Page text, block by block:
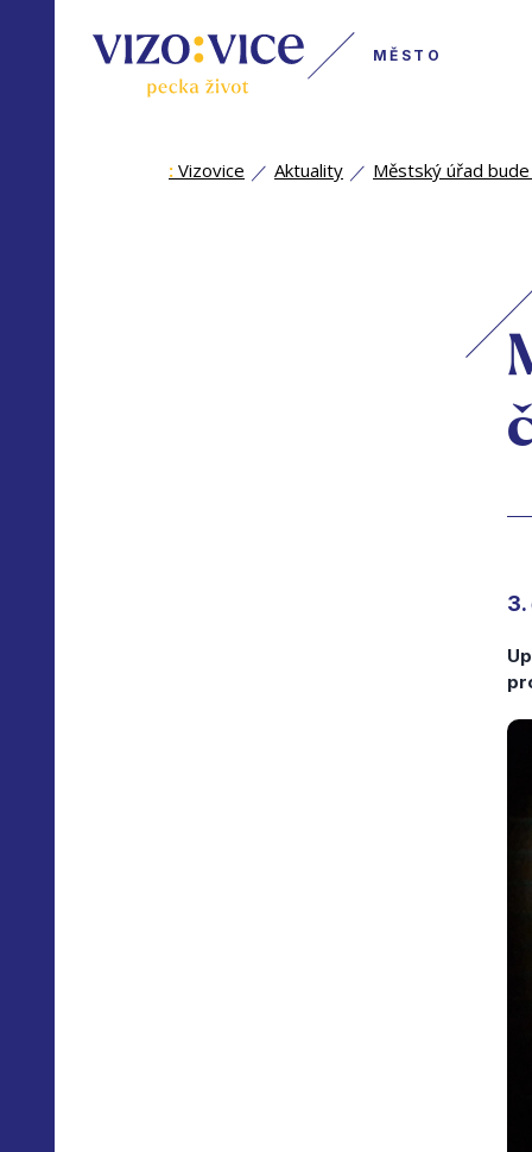
MĚSTO
: Vizovice Aktuality Městský úřad